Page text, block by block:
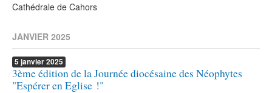
Cathédrale de Cahors
JANVIER 2025
5 janvier2025
3ème édition de la Journée diocésaine des Néophytes
"Espérer en Eglise !"